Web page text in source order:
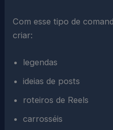
Com esse tipo de
criar:
legendas
ideias de posts
roteiros de Reels
carrosséis